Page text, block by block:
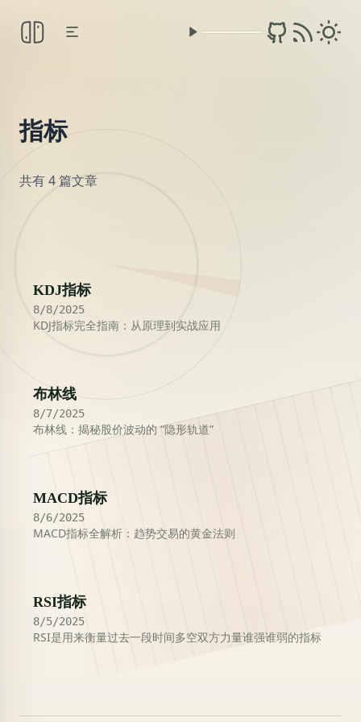
指标
共有 4 篇文章
2025
KDJ指标
8/8/2025
KDJ指标完全指南：从原理到实战应用
布林线
8/7/2025
布林线：揭秘股价波动的 “隐形轨道”
MACD指标
8/6/2025
MACD指标全解析：趋势交易的黄金法则
RSI指标
8/5/2025
RSI是用来衡量过去一段时间多空双方力量谁强谁弱的指标